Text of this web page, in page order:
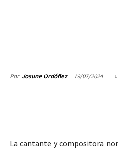
Por Josune Ordóñez 19/07/2024
La cantante y compositora